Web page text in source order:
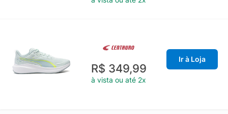
R$ 349,99
à vista ou até 2x
Ir à Loja